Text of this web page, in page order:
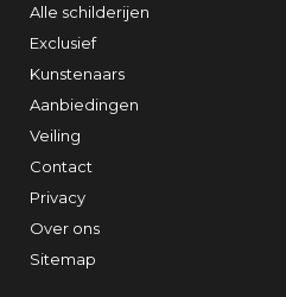
Alle schilderijen
Exclusief
Kunstenaars
Aanbiedingen
Veiling
Contact
Privacy
Over ons
Sitemap